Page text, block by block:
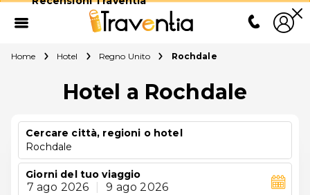
Home Hotel Regno Unito Rochdale
Hotel a Rochdale
Cercare città, regioni o hotel
Rochdale
Giorni del tuo viaggio
7 ago 2026 9 ago 2026